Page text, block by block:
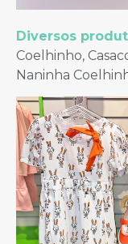
Diversos
Coelhinho,
Naninha